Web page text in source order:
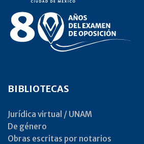
BIBLIOTECAS
Jurídica virtual / UNAM
De género
Obras escritas por notarios